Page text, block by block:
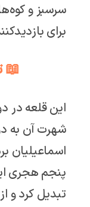
سرسبز و
برای
📖
این قلعه در
شهرت آن به
اسماعیلیان
پنجم هجری
تبدیل کرد و